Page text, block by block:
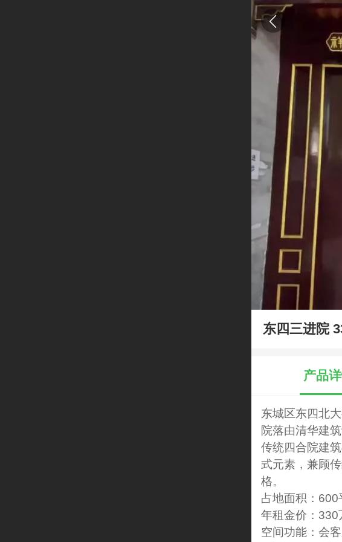
东四三进院
产品
东城区东四北
院落由清华建
传统四合院建
式元素，兼顾
格。
占地面积：600
年租金价：330
空间功能：会